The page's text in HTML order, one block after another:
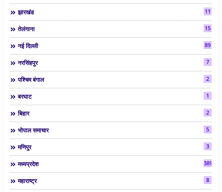
झारखंड 11
तेलंगाना 15
नई दिल्ली 89
नरसिंहपुर 7
पश्चिम बंगाल 2
बरघाट 1
बिहार 2
भोपाल समाचार 5
मणिपुर 3
मध्यप्रदेश 3892
महाराष्ट्र 8